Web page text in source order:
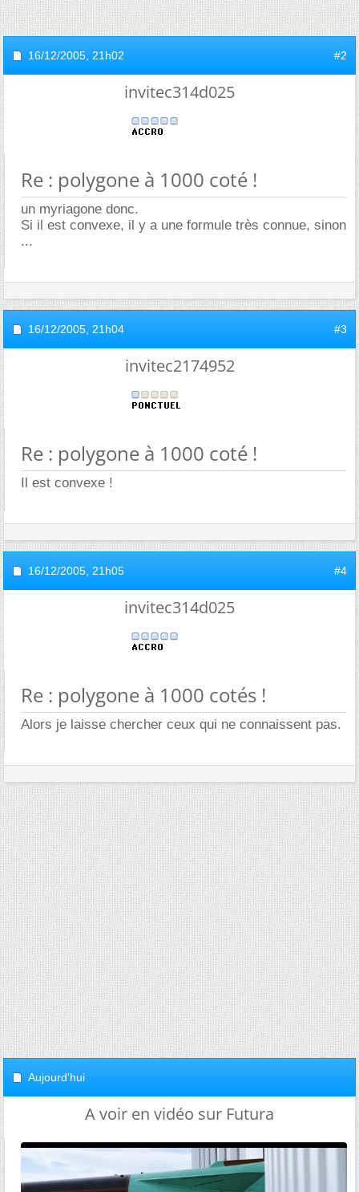
16/12/2005, 21h02 #2
invitec314d025
Re : polygone à 1000 coté !
un myriagone donc.
Si il est convexe, il y a une formule très connue, sinon
...
16/12/2005, 21h04 #3
invitec2174952
Re : polygone à 1000 coté !
Il est convexe !
16/12/2005, 21h05 #4
invitec314d025
Re : polygone à 1000 cotés !
Alors je laisse chercher ceux qui ne connaissent pas.
Aujourd'hui
A voir en vidéo sur Futura